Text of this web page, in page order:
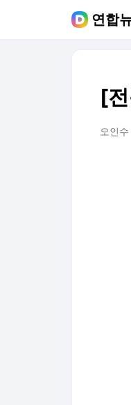
연합
[
오인수